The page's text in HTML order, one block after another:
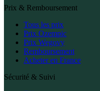
Prix & Remboursement
Tous les prix
Prix Ozempic
Prix Wegovy
Remboursement
Acheter en France
Sécurité & Suivi